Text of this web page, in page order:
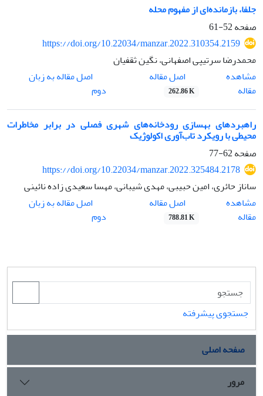
جلفا، بازمانده‌ای از مفهوم محله
صفحه52-61
https://doi.org/10.22034/manzar.2022.310354.2159
محمدرضا سرتیپی اصفهانی، نگین ثقفیان
مشاهده
مقاله
اصل مقاله
262.86 K
اصل مقاله به زبان
دوم
راهبردهای بهسازی رودخانه‌های شهری فصلی در برابر مخاطرات
محیطی با رویکرد تاب‌آوری اکولوژیک
صفحه62-77
https://doi.org/10.22034/manzar.2022.325484.2178
ساناز حائری، امین حبیبی، مهدی شیبانی، مهسا سعیدی زاده نائینی
مشاهده
مقاله
اصل مقاله
788.81 K
اصل مقاله به زبان
دوم
جستجوی پیشرفته
صفحه اصلی
مرور